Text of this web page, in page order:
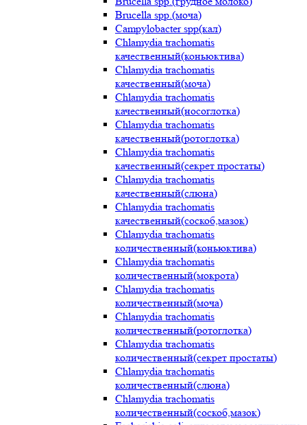
Brucella spp.(моча)
Campylobacter spp(кал)
Chlamydia trachomatis
качественный(коньюктива)
Chlamydia trachomatis
качественный(моча)
Chlamydia trachomatis
качественный(носоглотка)
Chlamydia trachomatis
качественный(ротоглотка)
Chlamydia trachomatis
качественный(секрет простаты)
Chlamydia trachomatis
качественный(слюна)
Chlamydia trachomatis
качественный(соскоб,мазок)
Chlamydia trachomatis
количественный(коньюктива)
Chlamydia trachomatis
количественный(мокрота)
Chlamydia trachomatis
количественный(моча)
Chlamydia trachomatis
количественный(ротоглотка)
Chlamydia trachomatis
количественный(секрет простаты)
Chlamydia trachomatis
количественный(слюна)
Chlamydia trachomatis
количественный(соскоб,мазок)